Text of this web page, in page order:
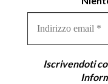
email
Iscrivendoti